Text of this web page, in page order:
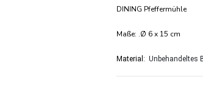
DINING Pfeffermühle
Maße: .Ø 6 x 15 cm
Material: Unbehandeltes